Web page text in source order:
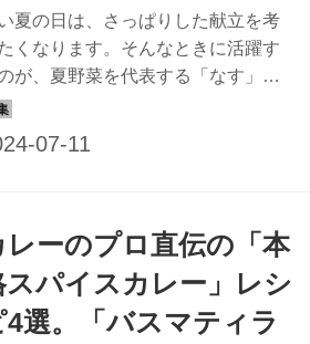
夏の日は、さっぱりした献立を考
くなります。そんなときに活躍す
が、夏野菜を代表する「なす」。
は、『天然生活web』で紹介した
りのレシピです。ぜひ、お試しく
い。
レーのプロ直伝の「本
スパイスカレー」レシ
4選。「バスマティラ